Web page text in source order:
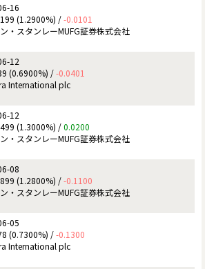
16
(1.2900%) /-0.0101
・スタンレーMUFG証券株式会社
12
(0.6900%) /-0.0401
International plc
12
(1.3000%) /0.0200
・スタンレーMUFG証券株式会社
08
(1.2800%) /-0.1100
・スタンレーMUFG証券株式会社
05
(0.7300%) /-0.1300
International plc